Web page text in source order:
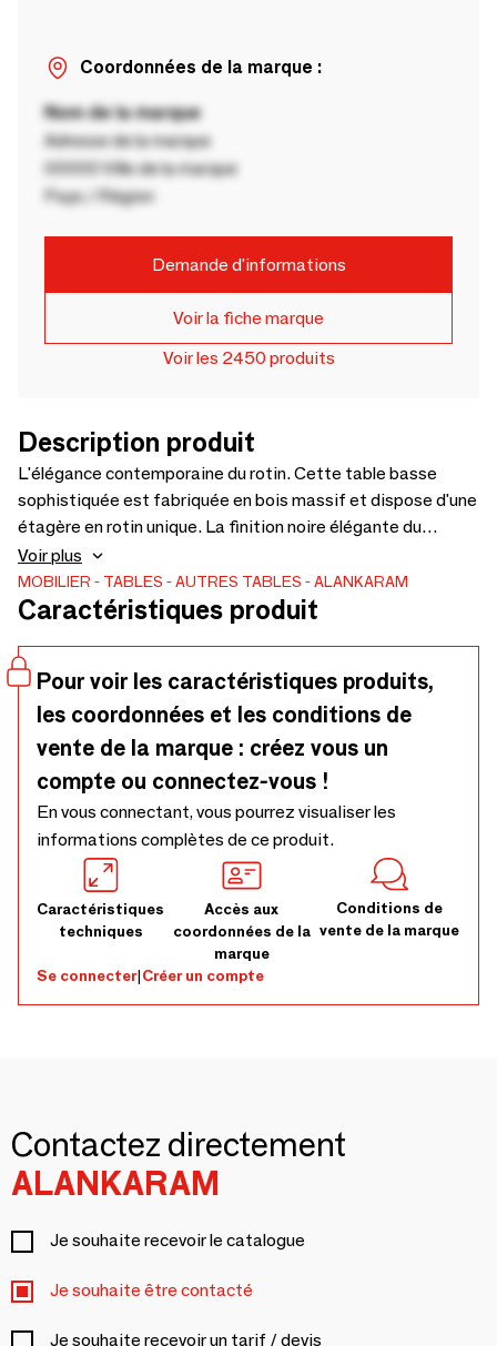
Coordonnées de la marque :
Nom de la marque
Adresse de la marque
00000 Ville de la marque
Pays / Région
Demande d'informations
Voir la fiche marque
Voir les 2450 produits
Description produit
L'élégance contemporaine du rotin. Cette table basse
sophistiquée est fabriquée en bois massif et dispose d'une
étagère en rotin unique. La finition noire élégante du
plateau en bois contraste magnifiquement avec la texture
naturelle du rotin, créant un design saisissant et
harmonieux. Ses lignes épurées et ses bords arrondis
robuste garantit sa durabilité. Parfaite pour les intérieurs
contemporains comme classiques, cette pièce apporte une
touche de raffinement à tout salon. - 1450 x 750 x 450
Voir plus
MOBILIER TABLES AUTRES TABLES ALANKARAM
Caractéristiques produit
Pour voir les caractéristiques produits,
les coordonnées et les conditions de
vente de la marque : créez vous un
compte ou connectez-vous !
En vous connectant, vous pourrez visualiser les
informations complètes de ce produit.
Caractéristiques
techniques
Accès aux
coordonnées de la
marque
Conditions de
vente de la marque
Se connecter|Créer un compte
Contactez directement
ALANKARAM
Je souhaite recevoir le catalogue
Je souhaite être contacté
Je souhaite recevoir un tarif / devis